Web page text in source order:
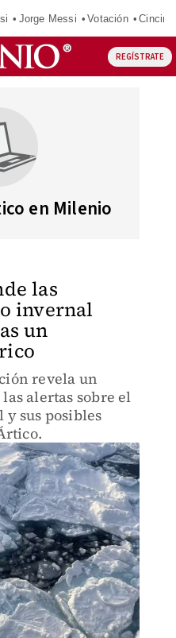
Jorge Messi Votación
REGÍSTRATE
en Milenio
las
invernal
un
revela un
alertas sobre el
sus posibles